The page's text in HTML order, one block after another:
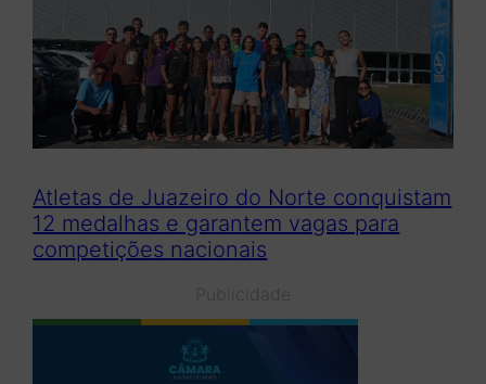
Atletas de Juazeiro do Norte conquistam
12 medalhas e garantem vagas para
competições nacionais
Publicidade